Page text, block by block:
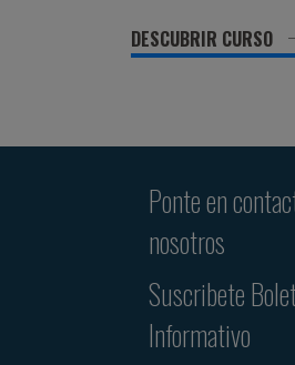
DESCUBRIR CURSO
Ponte en
nosotros
Suscribete
Informativo